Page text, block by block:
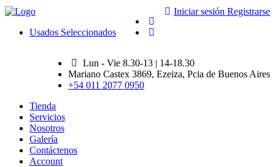
Iniciar sesión Registrarse
Lun - Vie 8.30-13 | 14-18.30
Mariano Castex 3869, Ezeiza, Pcia de Buenos Aires
+54 011 2077 0950
Usados Seleccionados
Tienda
Servicios
Nosotros
Galería
Contáctenos
Account